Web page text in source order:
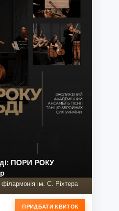
ПОРИ РОКУ
ім. С. Ріхтера
ПРИДБАТИ КВИТОК